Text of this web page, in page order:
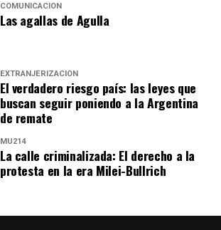
COMUNICACIÓN
Las agallas de Agulla
EXTRANJERIZACIÓN
El verdadero riesgo país: las leyes que
buscan seguir poniendo a la Argentina
de remate
MU214
La calle criminalizada: El derecho a la
protesta en la era Milei-Bullrich